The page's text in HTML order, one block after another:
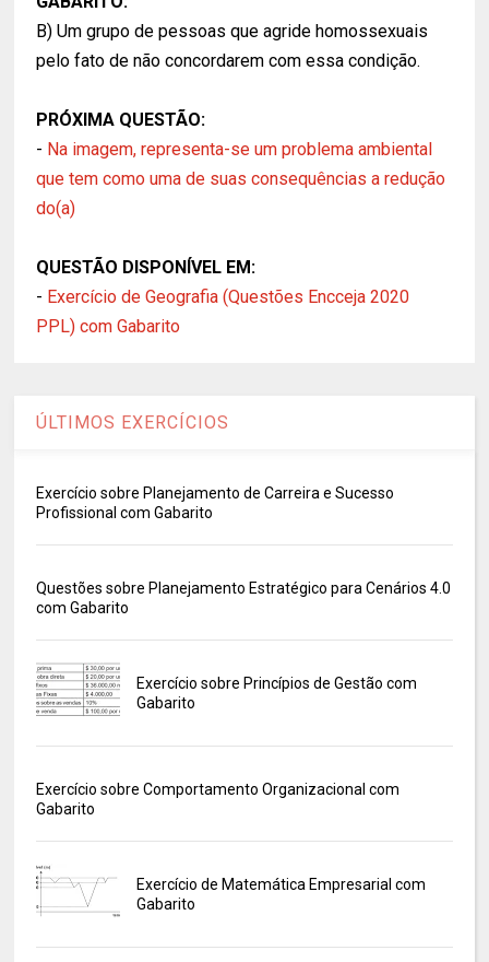
B) Um grupo de pessoas que agride homossexuais
pelo fato de não concordarem com essa condição.
PRÓXIMA QUESTÃO:
- Na imagem, representa-se um problema ambiental
que tem como uma de suas consequências a redução
do(a)
QUESTÃO DISPONÍVEL EM:
- Exercício de Geografia (Questões Encceja 2020
PPL) com Gabarito
ÚLTIMOS EXERCÍCIOS
Exercício sobre Planejamento de Carreira e Sucesso
Profissional com Gabarito
Questões sobre Planejamento Estratégico para Cenários 4.0
com Gabarito
Exercício sobre Princípios de Gestão com
Gabarito
Exercício sobre Comportamento Organizacional com
Gabarito
Exercício de Matemática Empresarial com
Gabarito